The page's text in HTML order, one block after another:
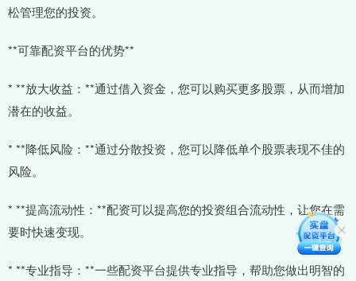
松管理您的投资。
**可靠配资平台的优势**
* **放大收益：**通过借入资金，您可以购买更多股票，从而增加
潜在的收益。
* **降低风险：**通过分散投资，您可以降低单个股票表现不佳的
风险。
* **提高流动性：**配资可以提高您的投资组合流动性，让您在需
要时快速变现。
* **专业指导：**一些配资平台提供专业指导，帮助您做出明智的